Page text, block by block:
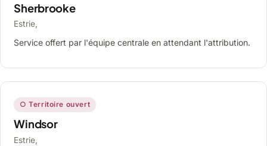
Sherbrooke
Estrie,
Service offert par l'équipe centrale en attendant l'attribution.
○ Territoire ouvert
Windsor
Estrie,